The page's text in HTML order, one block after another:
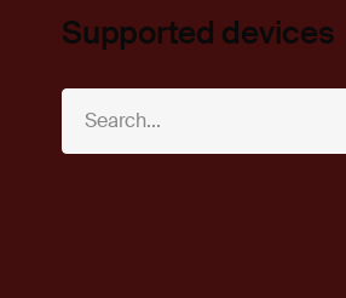
Supported devices